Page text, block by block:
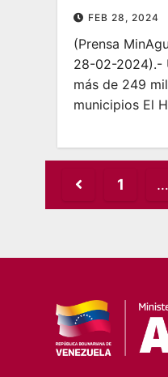
FEB 28, 2024
(Prensa
28-02-2024).-
más de 249
municipios El
Posts1 …